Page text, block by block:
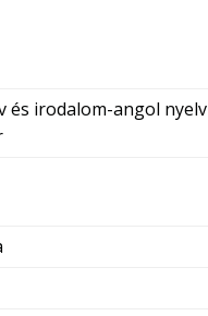
és irodalom-angol nyelv